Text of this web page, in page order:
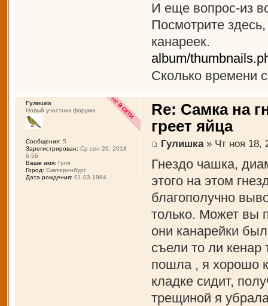
И еще вопрос-из
Посмотрите
канареек.
album/
Сколько времени
Re: Самка на
греет яйца
Гулишка» Чт ноя 18,
Гнездо чашка,
этого на этом
благополучно
только. Может вы
они канарейки
съели то ли кенар
пошла , я хорошо
кладке сидит,
трещиной я
Гулишка
Новый участник форума
Сообщения: 5
Зарегистрирован: Ср сен 26, 2018
6:56
Ваше имя: Гуля
Город: Екатеринбург
Дата рождения: 01.03.1984